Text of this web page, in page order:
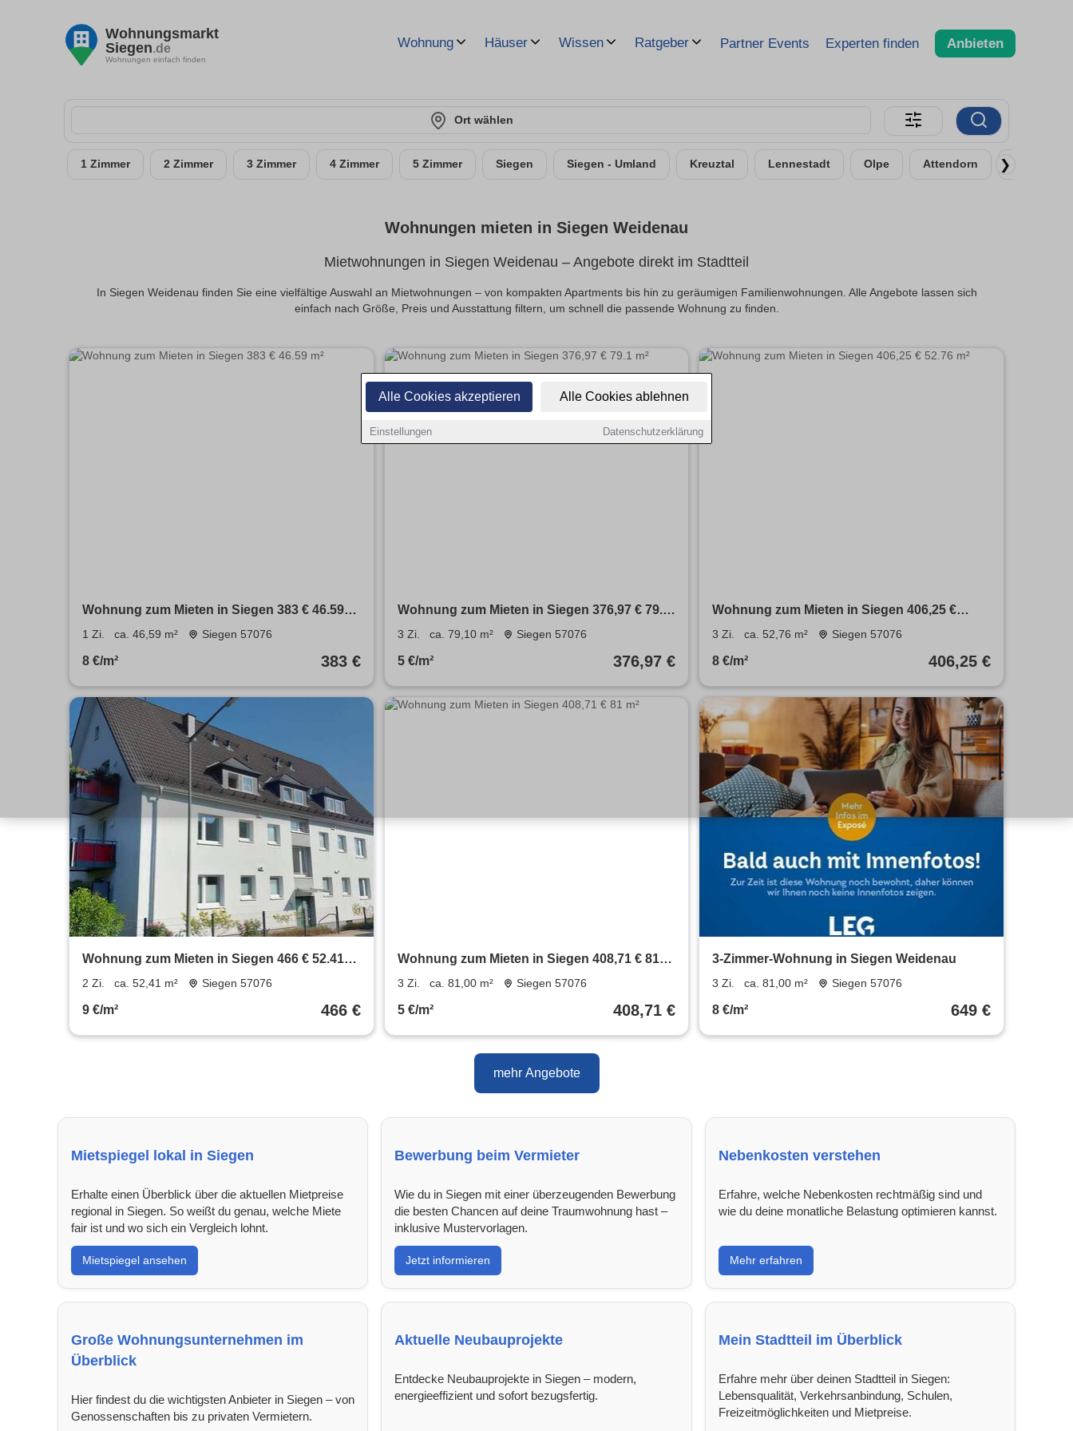
Alle Cookies akzeptieren Alle Cookies ablehnen
Einstellungen Datenschutzerklärung
Wohnungsmarkt
Siegen.de
Wohnungen einfach finden
Wohnung Häuser Wissen Ratgeber Partner Events Experten finden Anbieten
Ort wählen
1 Zimmer 2 Zimmer 3 Zimmer 4 Zimmer 5 Zimmer Siegen Siegen - Umland Kreuztal Lennestadt Olpe Attendorn ❯
Wohnungen mieten in Siegen Weidenau
Mietwohnungen in Siegen Weidenau – Angebote direkt im Stadtteil
In Siegen Weidenau finden Sie eine vielfältige Auswahl an Mietwohnungen – von kompakten Apartments bis hin zu geräumigen Familienwohnungen. Alle Angebote lassen sich
einfach nach Größe, Preis und Ausstattung filtern, um schnell die passende Wohnung zu finden.
Wohnung zum Mieten in Siegen 383 € 46.59
m²
1 Zi. ca. 46,59 m² Siegen 57076
8 €/m² 383 €
Wohnung zum Mieten in Siegen 376,97 € 79.1
m²
3 Zi. ca. 79,10 m² Siegen 57076
5 €/m² 376,97 €
Wohnung zum Mieten in Siegen 406,25 €
52.76 m²
3 Zi. ca. 52,76 m² Siegen 57076
8 €/m² 406,25 €
Wohnung zum Mieten in Siegen 466 € 52.41
m²
2 Zi. ca. 52,41 m² Siegen 57076
9 €/m² 466 €
Wohnung zum Mieten in Siegen 408,71 € 81
m²
3 Zi. ca. 81,00 m² Siegen 57076
5 €/m² 408,71 €
3-Zimmer-Wohnung in Siegen Weidenau
3 Zi. ca. 81,00 m² Siegen 57076
8 €/m² 649 €
mehr Angebote
Mietspiegel lokal in Siegen
Erhalte einen Überblick über die aktuellen Mietpreise
regional in Siegen. So weißt du genau, welche Miete
fair ist und wo sich ein Vergleich lohnt.
Mietspiegel ansehen
Bewerbung beim Vermieter
Wie du in Siegen mit einer überzeugenden Bewerbung
die besten Chancen auf deine Traumwohnung hast –
inklusive Mustervorlagen.
Jetzt informieren
Nebenkosten verstehen
Erfahre, welche Nebenkosten rechtmäßig sind und
wie du deine monatliche Belastung optimieren kannst.
Mehr erfahren
Große Wohnungsunternehmen im
Überblick
Hier findest du die wichtigsten Anbieter in Siegen – von
Genossenschaften bis zu privaten Vermietern.
Aktuelle Neubauprojekte
Entdecke Neubauprojekte in Siegen – modern,
energieeffizient und sofort bezugsfertig.
Mein Stadtteil im Überblick
Erfahre mehr über deinen Stadtteil in Siegen:
Lebensqualität, Verkehrsanbindung, Schulen,
Freizeitmöglichkeiten und Mietpreise.